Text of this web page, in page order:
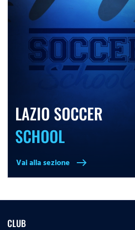
LAZIO SOCCER
SCHOOL
Vai alla sezione east
CLUB